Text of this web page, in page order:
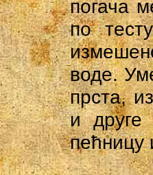
погача
по
воде.
прста,
и
пећницу